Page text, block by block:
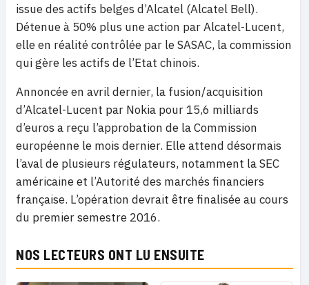
issue des actifs belges d’Alcatel (Alcatel Bell).
Détenue à 50% plus une action par Alcatel-Lucent,
elle en réalité contrôlée par le SASAC, la commission
qui gère les actifs de l’Etat chinois.
Annoncée en avril dernier, la fusion/acquisition
d’Alcatel-Lucent par Nokia pour 15,6 milliards
d’euros a reçu l’approbation de la Commission
européenne le mois dernier. Elle attend désormais
l’aval de plusieurs régulateurs, notamment la SEC
américaine et l’Autorité des marchés financiers
française. L’opération devrait être finalisée au cours
du premier semestre 2016.
NOS LECTEURS ONT LU ENSUITE